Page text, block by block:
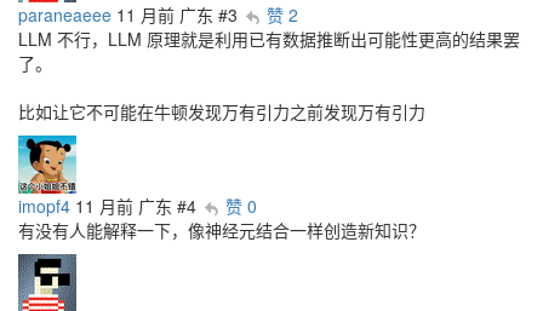
paraneaeee 11 月前 广东 #3
赞 2
LLM 不行，LLM 原理就是利用已有数据推断出可能性更高的结果罢
了。
比如让它不可能在牛顿发现万有引力之前发现万有引力
imopf4 11 月前 广东 #4
赞 0
有没有人能解释一下，像神经元结合一样创造新知识？